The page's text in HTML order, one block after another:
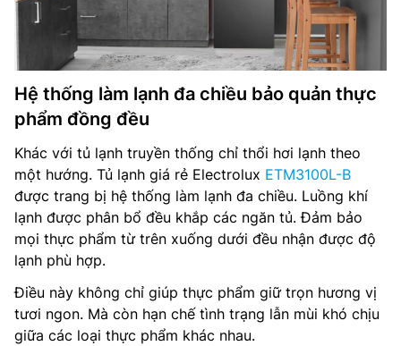
Hệ thống làm lạnh đa chiều bảo quản thực
phẩm đồng đều
Khác với tủ lạnh truyền thống chỉ thổi hơi lạnh theo
một hướng. Tủ lạnh giá rẻ Electrolux ETM3100L-B
được trang bị hệ thống làm lạnh đa chiều. Luồng khí
lạnh được phân bổ đều khắp các ngăn tủ. Đảm bảo
mọi thực phẩm từ trên xuống dưới đều nhận được độ
lạnh phù hợp.
Điều này không chỉ giúp thực phẩm giữ trọn hương vị
tươi ngon. Mà còn hạn chế tình trạng lẫn mùi khó chịu
giữa các loại thực phẩm khác nhau.